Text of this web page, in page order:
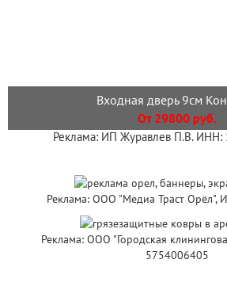
Входная дверь 9см
От 29800 руб.
Реклама: ИП Журавлев П.В. ИНН:
Реклама: ООО "Медиа Траст Орёл",
Реклама: ООО "Городская
5754006405